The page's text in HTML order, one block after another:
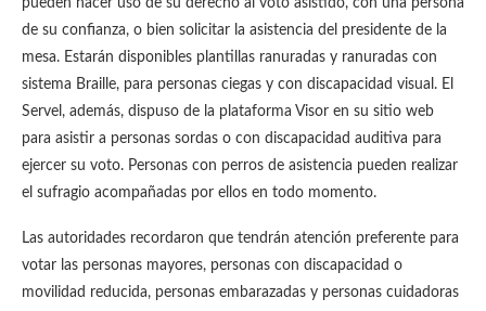
pueden hacer uso de su derecho al voto asistido, con una persona
de su confianza, o bien solicitar la asistencia del presidente de la
mesa. Estarán disponibles plantillas ranuradas y ranuradas con
sistema Braille, para personas ciegas y con discapacidad visual. El
Servel, además, dispuso de la plataforma Visor en su sitio web
para asistir a personas sordas o con discapacidad auditiva para
ejercer su voto. Personas con perros de asistencia pueden realizar
el sufragio acompañadas por ellos en todo momento.
Las autoridades recordaron que tendrán atención preferente para
votar las personas mayores, personas con discapacidad o
movilidad reducida, personas embarazadas y personas cuidadoras